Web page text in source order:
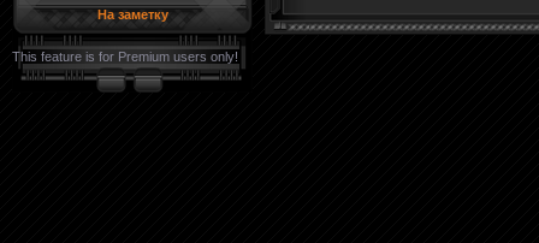
На заметку
This feature is for Premium users only!